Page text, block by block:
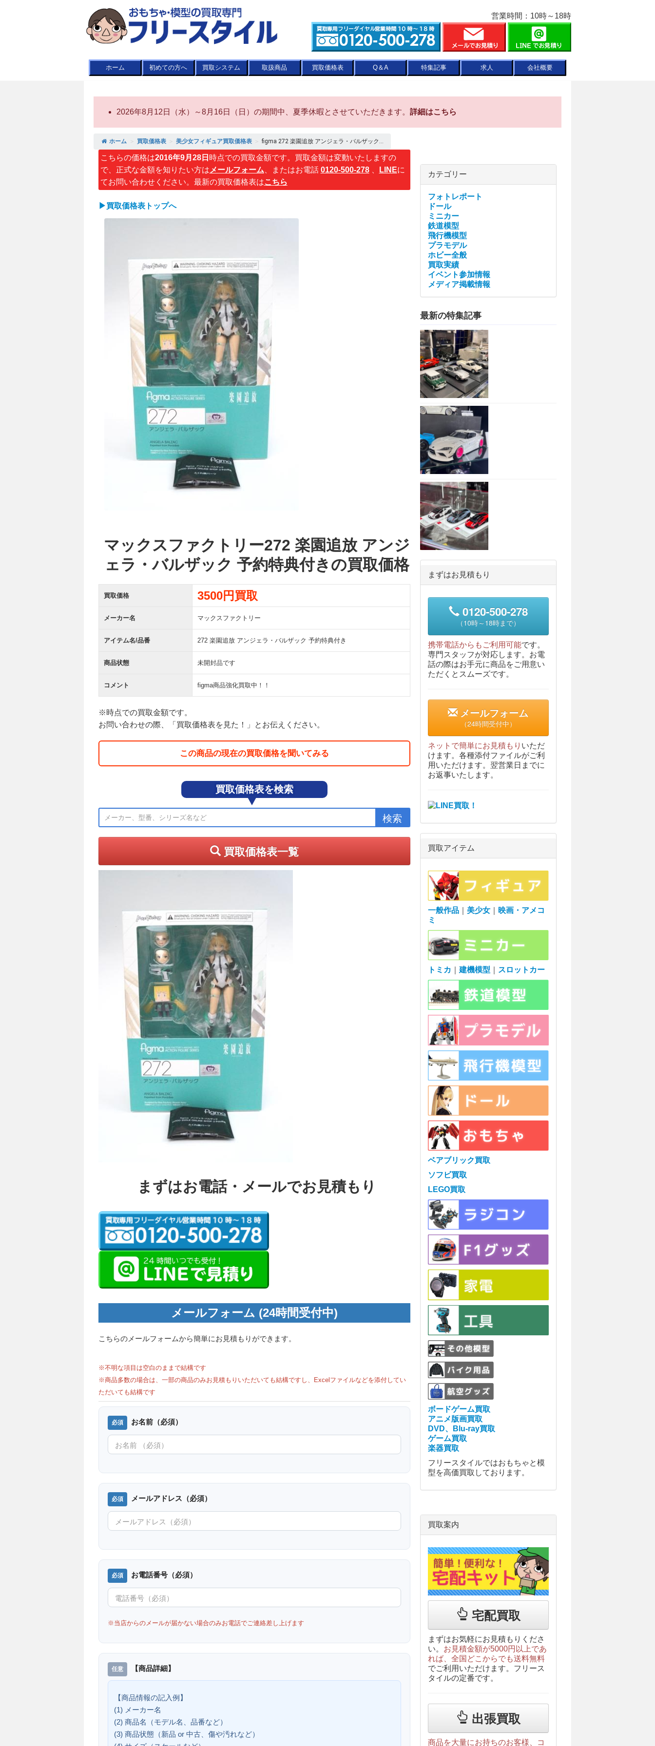
営業時間：10時～18時
ホーム 初めての方へ 買取システム 取扱商品 買取価格表 Q＆A 特集記事 求人 会社概要
2026年8月12日（水）～8月16日（日）の期間中、夏季休暇とさせていただきます。 詳細はこちら
ホーム ＞ 買取価格表 ＞ 美少女フィギュア買取価格表 ＞ figma 272 楽園追放 アンジェラ・バルザック...
こちらの価格は2016年9月28日 時点での買取金額です。買取金額は変動いたしますの
で、正式な金額を知りたい方は メールフォーム 、またはお電話 0120-500-278、 LINEに
てお問い合わせください。最新の買取価格表はこちら
▶買取価格表トップへ
マックスファクトリー272 楽園追放 アンジ
ェラ・バルザック 予約特典付きの買取価格
買取価格 3500円買取
メーカー名 マックスファクトリー
アイテム名/品番 272 楽園追放 アンジェラ・バルザック 予約特典付き
商品状態 未開封品です
コメント figma商品強化買取中！！
※時点での買取金額です。
お問い合わせの際、「買取価格表を見た！」とお伝えください。
この商品の現在の買取価格を聞いてみる
買取価格表を検索
買取価格表一覧
まずはお電話・メールでお見積もり
メールフォーム (24時間受付中)
こちらのメールフォームから簡単にお見積もりができます。
※不明な項目は空白のままで結構です
※商品多数の場合は、一部の商品のみお見積もりいただいても結構ですし、Excelファイルなどを添付してい
ただいても結構です
お名前（必須）
メールアドレス（必須）
お電話番号（必須）
※当店からのメールが届かない場合のみお電話でご連絡差し上げます
【商品詳細】
【商品情報の記入例】
(1) メーカー名
(2) 商品名（モデル名、品番など）
(3) 商品状態（新品 or 中古、傷や汚れなど）
カテゴリー
フォトレポート
ドール
ミニカー
鉄道模型
飛行機模型
プラモデル
ホビー全般
買取実績
イベント参加情報
メディア掲載情報
最新の特集記事
まずはお見積もり
0120-500-278
（10時～18時まで）
携帯電話からもご利用可能です。
専門スタッフが対応します。お電
話の際はお手元に商品をご用意い
ただくとスムーズです。
メールフォーム
（24時間受付中）
ネットで簡単にお見積もり いただ
けます。各種添付ファイルがご利
用いただけます。翌営業日までに
お返事いたします。
買取アイテム
一般作品｜ 美少女｜
映画・アメコ
ミ
トミカ 建機模型 スロットカー
ベアブリック買取
ソフビ買取
LEGO買取
ボードゲーム買取
アニメ版画買取
DVD、Blu-ray買取
ゲーム買取
楽器買取
フリースタイルではおもちゃと模
型を高価買取しております。
買取案内
宅配買取
まずはお気軽にお見積もりくださ
い。 お見積金額が5000円以上であ
れば、全国どこからでも送料無料
でご利用いただけます。フリース
タイルの定番です。
出張買取
商品を大量にお持ちのお客様、コ